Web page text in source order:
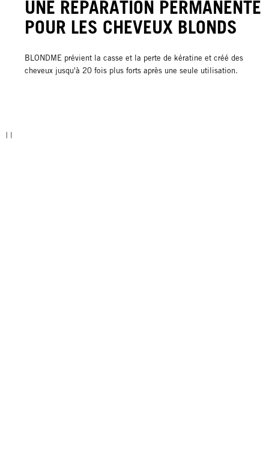
UNE RÉPARATION PERMANENTE
POUR LES CHEVEUX BLONDS
BLONDME prévient la casse et la perte de kératine et créé des
cheveux jusqu'à 20 fois plus forts après une seule utilisation.